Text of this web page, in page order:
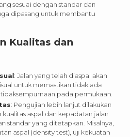
sesuai dengan standar dan
dipasang untuk membantu
Kualitas dan
: Jalan yang telah diaspal akan
untuk memastikan tidak ada
pada permukaan.
: Pengujian lebih lanjut dilakukan
aspal dan kepadatan jalan
standar yang ditetapkan. Misalnya,
aspal (density test), uji kekuatan